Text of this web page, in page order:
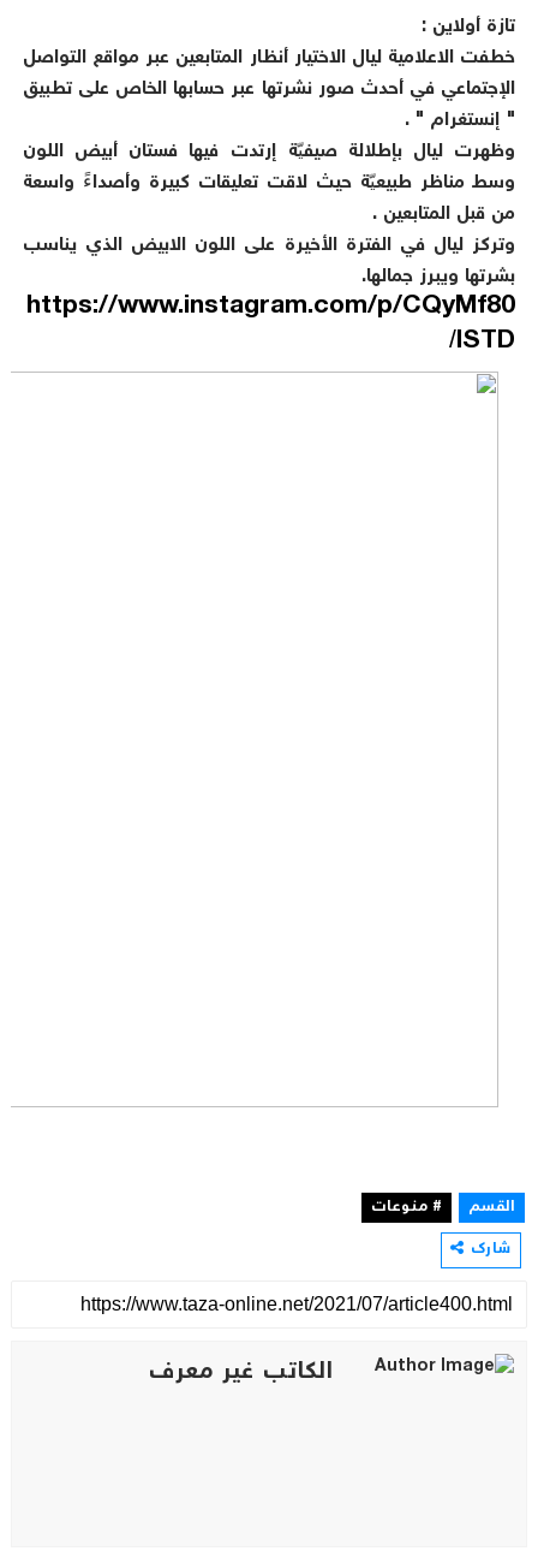
تازة أولاين :
خطفت الاعلامية ليال الاختيار أنظار المتابعين عبر مواقع التواصل
الإجتماعي في أحدث صور نشرتها عبر حسابها الخاص على تطبيق
" إنستغرام " .
وظهرت ليال بإطلالة صيفيّة إرتدت فيها فستان أبيض اللون
وسط مناظر طبيعيّة حيث لاقت تعليقات كبيرة وأصداءً واسعة
من قبل المتابعين .
وتركز ليال في الفترة الأخيرة على اللون الابيض الذي يناسب
بشرتها ويبرز جمالها.
https://www.instagram.com/p/CQyMf80
lSTD
/
القسم
# منوعات
شارك
الكاتب غير معرف